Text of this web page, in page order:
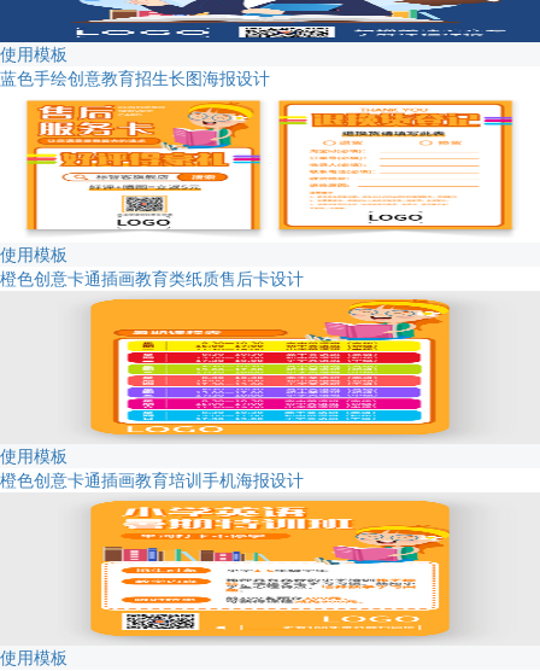
使用模板
蓝色手绘创意教育招生长图海报设计
使用模板
橙色创意卡通插画教育类纸质售后卡设计
使用模板
橙色创意卡通插画教育培训手机海报设计
使用模板